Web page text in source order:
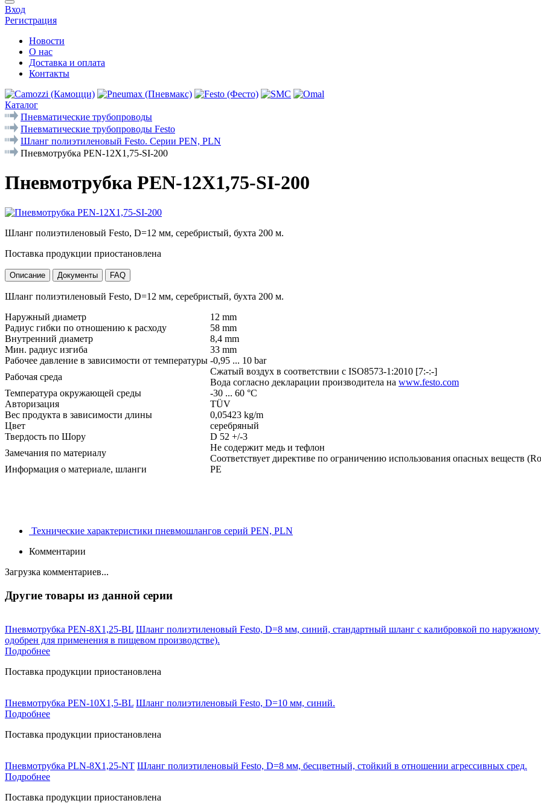
Вход
Регистрация
Новости
О нас
Доставка и оплата
Контакты
Каталог
Пневматические трубопроводы
Пневматические трубопроводы Festo
Шланг полиэтиленовый Festo. Серии PEN, PLN
Пневмотрубка PEN-12X1,75-SI-200
Пневмотрубка PEN-12X1,75-SI-200
Шланг полиэтиленовый Festo, D=12 мм, серебристый, бухта 200 м.
Поставка продукции приостановлена
Описание Документы FAQ
Шланг полиэтиленовый Festo, D=12 мм, серебристый, бухта 200 м.
Наружный диаметр
12 mm
Радиус гибки по отношению к расходу
58 mm
Внутренний диаметр
8,4 mm
Мин. радиус изгиба
33 mm
Рабочее давление в зависимости от температуры -0,95 ... 10 bar
Рабочая среда
Сжатый воздух в соответствии с ISO8573-1:2010 [7:-:-]
Вода согласно декларации производитела на www.festo.com
Температура окружающей среды
-30 ... 60 °C
Авторизация
TÜV
Вес продукта в зависимости длины
0,05423 kg/m
Цвет
серебряный
Твердость по Шору
D 52 +/-3
Замечания по материалу
Не содержит медь и тефлон
Соответствует директиве по ограничению использования опасных веществ
Информация о материале, шланги
PE
Технические характеристики пневмошлангов серий PEN, PLN
Комментарии
Загрузка комментариев...
Другие товары из данной серии
Пневмотрубка PEN-8X1,25-BL Шланг полиэтиленовый Festo, D=8 мм, синий, стандартный шланг с калибровкой по
одобрен для применения в пищевом производстве).
Подробнее
Поставка продукции приостановлена
Пневмотрубка PEN-10X1,5-BL Шланг полиэтиленовый Festo, D=10 мм, синий.
Подробнее
Поставка продукции приостановлена
Пневмотрубка PLN-8X1,25-NT Шланг полиэтиленовый Festo, D=8 мм, бесцветный, стойкий в отношении агрессивных сред.
Подробнее
Поставка продукции приостановлена